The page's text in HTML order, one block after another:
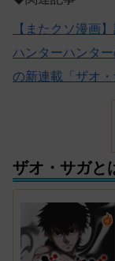
【またクソ漫画
ハンターハンタ
の新連載「ザオ
ザオ・サガと